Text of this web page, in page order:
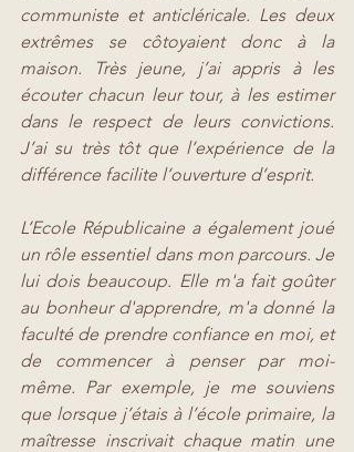
communiste et anticléricale. Les deux
extrêmes se côtoyaient donc à la
maison. Très jeune, j’ai appris à les
écouter chacun leur tour, à les estimer
dans le respect de leurs convictions.
J’ai su très tôt que l’expérience de la
différence facilite l’ouverture d’esprit.
L’Ecole Républicaine a également joué
un rôle essentiel dans mon parcours. Je
lui dois beaucoup. Elle m'a fait goûter
au bonheur d'apprendre, m'a donné la
faculté de prendre confiance en moi, et
de commencer à penser par moi-
même. Par exemple, je me souviens
que lorsque j’étais à l’école primaire, la
maîtresse inscrivait chaque matin une